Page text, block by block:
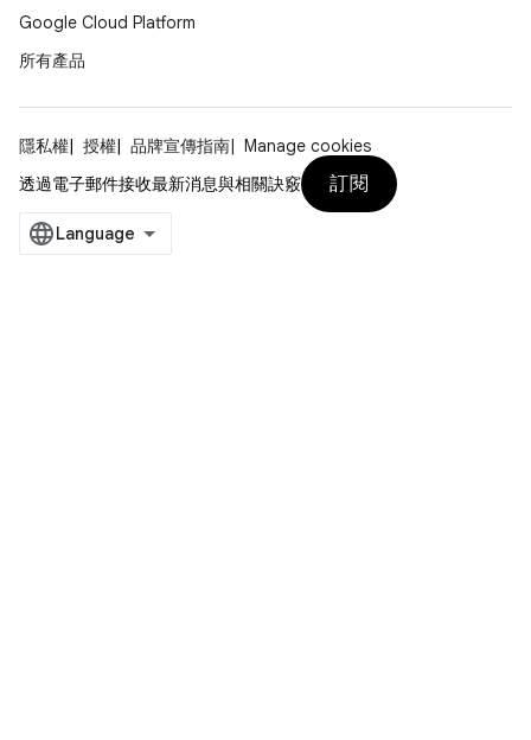
Google Cloud Platform
所有產品
隱私權 授權 品牌宣傳指南
Manage cookies
透過電子郵件接收最新消息與相關訣竅
訂閱